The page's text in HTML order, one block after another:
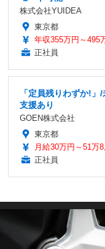
株式会社YUIDEA
東京都
年収355万円～495
正社員
「定員残りわずか!
支援あり
GOEN株式会社
東京都
月給30万円～51万
正社員